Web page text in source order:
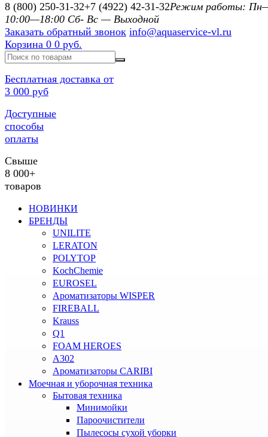
8 (800) 250-31-32+7 (4922) 42-31-32Режим работы:
10:00—18:00 Сб- Вс — Выходной
Заказать обратный звонок info@aquaservice-vl.ru
Корзина 0 0 руб.
Бесплатная доставка от
3 000 руб
Доступные
способы
оплаты
Свыше
8 000+
товаров
НОВИНКИ
БРЕНДЫ
UNILITE
LERATON
POLYTOP
KochChemie
EUROSEL
Ароматизаторы WISPER
FIREBALL
Krauss
Q1
FOAM HEROES
A302
Ароматизаторы CARIBI
Моечная и уборочная техника
Бытовая техника
Минимойки
Пароочистители
Пылесосы сухой уборки